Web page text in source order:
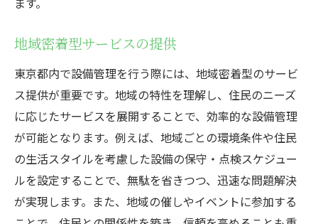
地域密着型サービスの提供
東京都内で設備管理を行う際には、地域密着型のサービ
ス提供が重要です。地域の特性を理解し、住民のニーズ
に応じたサービスを展開することで、効率的な設備管理
が可能となります。例えば、地域ごとの環境条件や住民
の生活スタイルを考慮した設備の保守・点検スケジュー
ルを設定することで、無駄を省きつつ、迅速な問題解決
が実現します。また、地域の催しやイベントに参加する